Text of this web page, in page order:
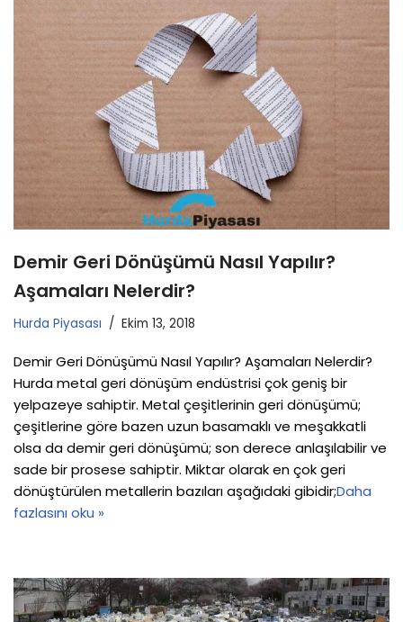
Demir Geri Dönüşümü Nasıl Yapılır?
Aşamaları Nelerdir?
Hurda Piyasası Ekim 13, 2018
Demir Geri Dönüşümü Nasıl Yapılır? Aşamaları Nelerdir?
Hurda metal geri dönüşüm endüstrisi çok geniş bir
yelpazeye sahiptir. Metal çeşitlerinin geri dönüşümü;
çeşitlerine göre bazen uzun basamaklı ve meşakkatli
olsa da demir geri dönüşümü; son derece anlaşılabilir ve
sade bir prosese sahiptir. Miktar olarak en çok geri
dönüştürülen metallerin bazıları aşağıdaki gibidir;Daha
fazlasını oku »